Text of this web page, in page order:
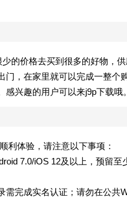
的价格去买到很多的好物，
，在家里就可以完成一整个
兴趣的用户可以来j9p下载哦。
利体验，请注意以下事项：
7.0/iOS 12及以上，预留至
完成实名认证；请勿在公共